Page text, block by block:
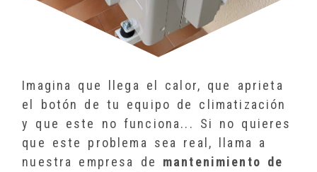
Imagina que llega el calor, que aprieta
el botón de tu equipo de climatización
y que este no funciona... Si no quieres
que este problema sea real, llama a
nuestra empresa de mantenimiento de